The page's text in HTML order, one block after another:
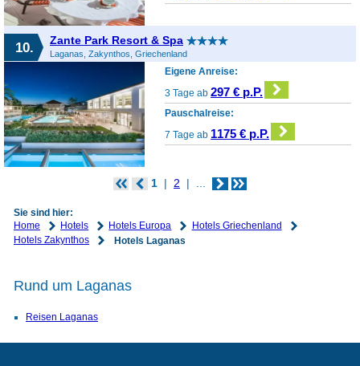
10. Zante Park Resort & Spa
Laganas, Zakynthos, Griechenland
Eigene Anreise:
3 Tage ab297 € p.P.
Pauschalreise:
7 Tage ab 1175 € p.P.
1 2 ...
Sie sind hier:
Home
Hotels Hotels Europa
Hotels Griechenland
Hotels Zakynthos
Hotels Laganas
Rund um Laganas
Reisen Laganas